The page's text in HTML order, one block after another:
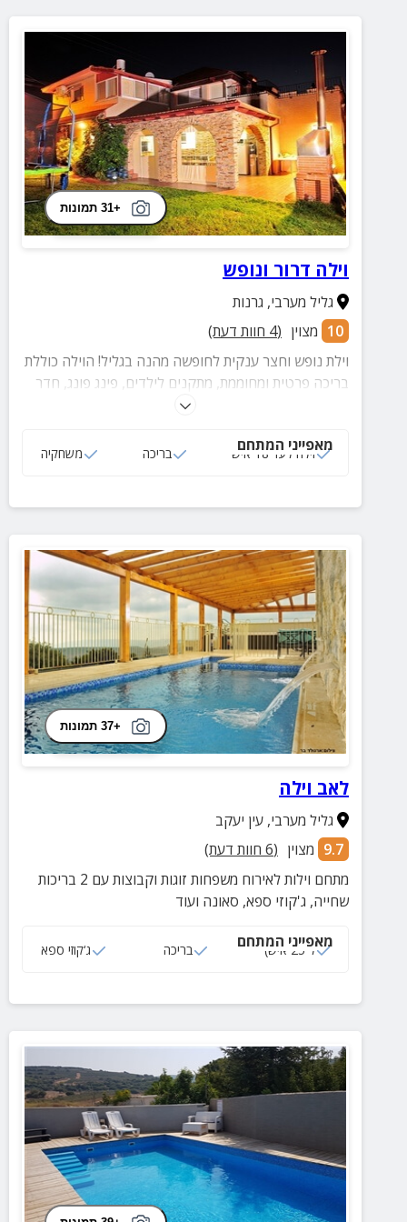
+31 תמונות
וילה דרור ונופש
גליל מערבי, גרנות
10 מצוין (
4 חוות דעת)
וילת נופש וחצר ענקית לחופשה מהנה בגליל! הוילה כוללת
בריכה פרטית ומחוממת, מתקנים לילדים, פינג פונג, חדר
מאפייני המתחם
וילה לעד 18 איש בריכה משחקיה
+37 תמונות
לאב וילה
גליל מערבי,עין יעקב
9.7 מצוין (
6 חוות דעת)
מתחם וילות לאירוח משפחות זוגות וקבוצות עם 2 בריכות
שחייה, ג'קוזי ספא, סאונה ועוד
מאפייני המתחם
ל 25 איש) בריכה ג‘קוזי ספא